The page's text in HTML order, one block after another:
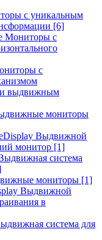
с уникальным
[6]
Мониторы с
с
и выдвижным
мониторы
Выдвижной
монитор [1]
система
мониторы [1]
Выдвижной
в
система для